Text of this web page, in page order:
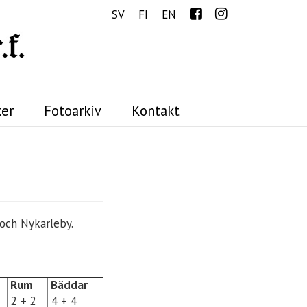
SV
FI EN
Fotoarkiv Kontakt
Nykarleby.
Rum
Bäddar
2 + 2
4 + 4